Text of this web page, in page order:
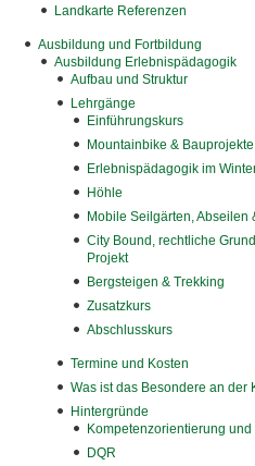
Landkarte Referenzen
Ausbildung und Fortbildung
Ausbildung Erlebnispädagogik
Aufbau und Struktur
Lehrgänge
Einführungskurs
Mountainbike & Bauprojekte
Erlebnispädagogik im
Höhle
Mobile Seilgärten, Abseilen
City Bound, rechtliche
Projekt
Bergsteigen & Trekking
Zusatzkurs
Abschlusskurs
Termine und Kosten
Was ist das Besondere an der
Hintergründe
Kompetenzorientierung
DQR